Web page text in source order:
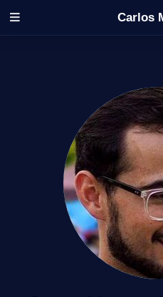
Carlos